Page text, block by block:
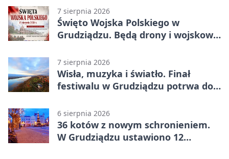
7 sierpnia 2026
Święto Wojska Polskiego w
Grudziądzu. Będą drony i wojskowa
7 sierpnia 2026
Wisła, muzyka i światło. Finał
festiwalu w Grudziądzu potrwa do
6 sierpnia 2026
36 kotów z nowym schronieniem.
W Grudziądzu ustawiono 12